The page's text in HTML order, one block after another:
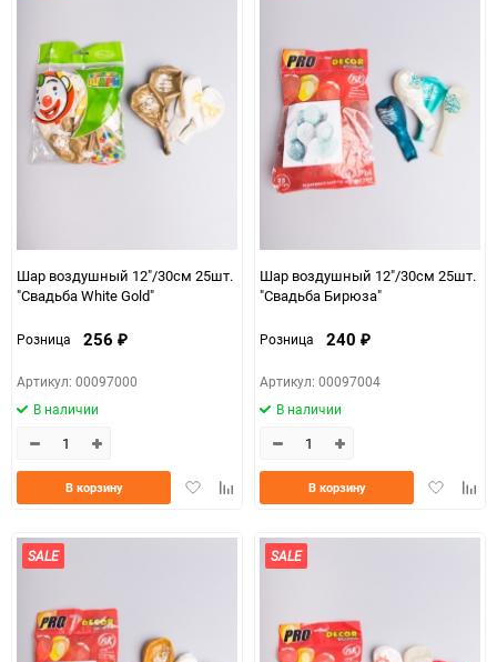
Шар воздушный 12"/30см 25шт.
"Свадьба White Gold"
Розница 256 ₽
Артикул: 00097000
В наличии
ДобавитьДобавить
В корзину
Шар воздушный 12"/30см 25шт.
"Свадьба Бирюза"
Розница 240 ₽
Артикул: 00097004
В наличии
Добавить
В корзину
SALE SALE